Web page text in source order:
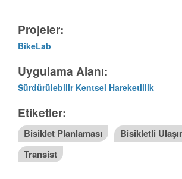
Projeler:
BikeLab
Uygulama Alanı:
Sürdürülebilir Kentsel Hareketlilik
Etiketler:
Bisiklet Planlaması Bisikletli
Transist